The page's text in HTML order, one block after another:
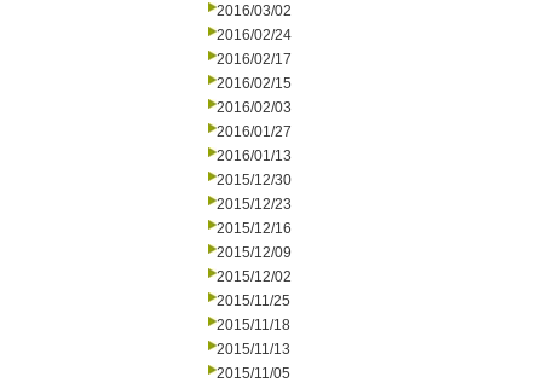
2016/03/02
2016/02/24
2016/02/17
2016/02/15
2016/02/03
2016/01/27
2016/01/13
2015/12/30
2015/12/23
2015/12/16
2015/12/09
2015/12/02
2015/11/25
2015/11/18
2015/11/13
2015/11/05